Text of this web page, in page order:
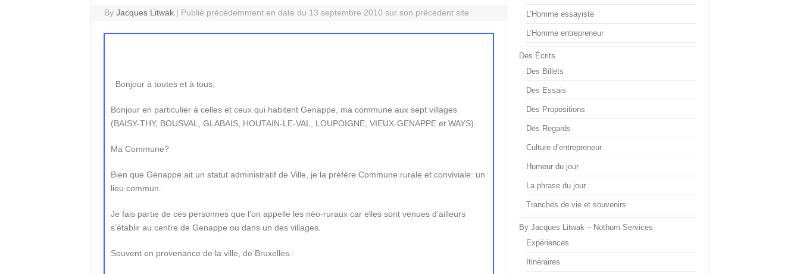
ByJacques Litwak | Publié précédemment en date du 13 septembre 2010 sur son précédent site
Bonjour à toutes et à tous,
Bonjour en particulier à celles et ceux qui habitent Genappe, ma commune aux sept villages
(BAISY-THY, BOUSVAL, GLABAIS, HOUTAIN-LE-VAL, LOUPOIGNE, VIEUX-GENAPPE et WAYS).
Ma Commune?
Bien que Genappe ait un statut administratif de Ville, je la préfère Commune rurale et conviviale: un
lieu commun.
Je fais partie de ces personnes que l’on appelle les néo-ruraux car elles sont venues d’ailleurs
s’établir au centre de Genappe ou dans un des villages.
Souvent en provenance de la ville, de Bruxelles.
L’Homme essayiste
L’Homme entrepreneur
Des Écrits
Des Billets
Des Essais
Des Propositions
Des Regards
Culture d’entrepreneur
Humeur du jour
La phrase du jour
Tranches de vie et souvenirs
By Jacques Litwak – Nothum Services
Expériences
Itinéraires